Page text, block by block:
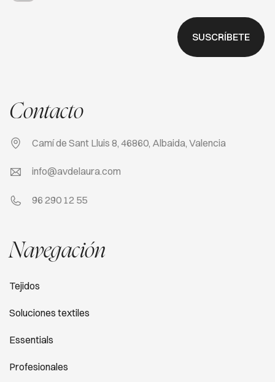
SUSCRÍBETE
Contacto
Camí de Sant Lluis 8, 46860, Albaida, Valencia
info@avdelaura.com
96 290 12 55
Navegación
Tejidos
Soluciones textiles
Essentials
Profesionales